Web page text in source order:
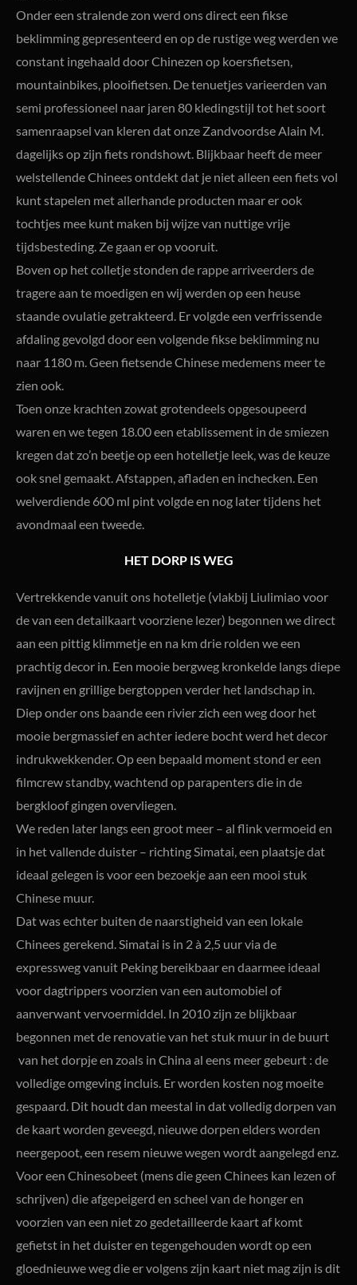
Onder een stralende zon werd ons direct een fikse
beklimming gepresenteerd en op de rustige weg werden we
constant ingehaald door Chinezen op koersfietsen,
mountainbikes, plooifietsen. De tenuetjes varieerden van
semi professioneel naar jaren 80 kledingstijl tot het soort
samenraapsel van kleren dat onze Zandvoordse Alain M.
dagelijks op zijn fiets rondshowt. Blijkbaar heeft de meer
welstellende Chinees ontdekt dat je niet alleen een fiets vol
kunt stapelen met allerhande producten maar er ook
tochtjes mee kunt maken bij wijze van nuttige vrije
tijdsbesteding. Ze gaan er op vooruit.
Boven op het colletje stonden de rappe arriveerders de
tragere aan te moedigen en wij werden op een heuse
staande ovulatie getrakteerd. Er volgde een verfrissende
afdaling gevolgd door een volgende fikse beklimming nu
naar 1180 m. Geen fietsende Chinese medemens meer te
zien ook.
Toen onze krachten zowat grotendeels opgesoupeerd
waren en we tegen 18.00 een etablissement in de smiezen
kregen dat zo’n beetje op een hotelletje leek, was de keuze
ook snel gemaakt. Afstappen, afladen en inchecken. Een
welverdiende 600 ml pint volgde en nog later tijdens het
avondmaal een tweede.
HET DORP IS WEG
Vertrekkende vanuit ons hotelletje (vlakbij Liulimiao voor
de van een detailkaart voorziene lezer) begonnen we direct
aan een pittig klimmetje en na km drie rolden we een
prachtig decor in. Een mooie bergweg kronkelde langs diepe
ravijnen en grillige bergtoppen verder het landschap in.
Diep onder ons baande een rivier zich een weg door het
mooie bergmassief en achter iedere bocht werd het decor
indrukwekkender. Op een bepaald moment stond er een
filmcrew standby, wachtend op parapenters die in de
bergkloof gingen overvliegen.
We reden later langs een groot meer – al flink vermoeid en
in het vallende duister – richting Simatai, een plaatsje dat
ideaal gelegen is voor een bezoekje aan een mooi stuk
Chinese muur.
Dat was echter buiten de naarstigheid van een lokale
Chinees gerekend. Simatai is in 2 à 2,5 uur via de
expressweg vanuit Peking bereikbaar en daarmee ideaal
voor dagtrippers voorzien van een automobiel of
aanverwant vervoermiddel. In 2010 zijn ze blijkbaar
begonnen met de renovatie van het stuk muur in de buurt
van het dorpje en zoals in China al eens meer gebeurt : de
volledige omgeving incluis. Er worden kosten nog moeite
gespaard. Dit houdt dan meestal in dat volledig dorpen van
de kaart worden geveegd, nieuwe dorpen elders worden
neergepoot, een resem nieuwe wegen wordt aangelegd enz.
Voor een Chinesobeet (mens die geen Chinees kan lezen of
schrijven) die afgepeigerd en scheel van de honger en
voorzien van een niet zo gedetailleerde kaart af komt
gefietst in het duister en tegengehouden wordt op een
gloednieuwe weg die er volgens zijn kaart niet mag zijn is dit